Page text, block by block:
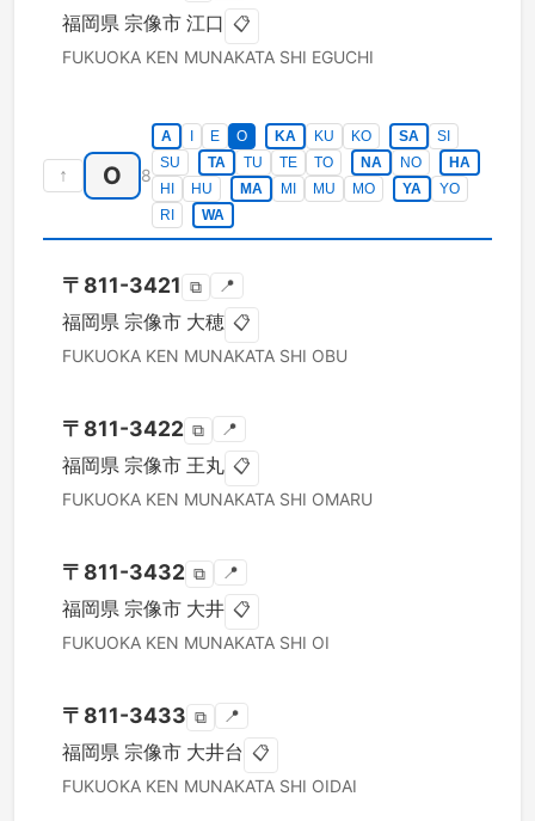
福岡県 宗像市 江口 📋
FUKUOKA KEN MUNAKATA SHI EGUCHI
↑ O 8
A E O KA KU KO SA
SI
SU
TA TU TE TO NA NO
HA
HI
HU MA MI MU MO YA
YO
RI
WA
〒 811-3421 ⧉ 📍
福岡県 宗像市 大穂 📋
FUKUOKA KEN MUNAKATA SHI OBU
〒 811-3422 ⧉ 📍
福岡県 宗像市 王丸 📋
FUKUOKA KEN MUNAKATA SHI OMARU
〒 811-3432 ⧉ 📍
福岡県 宗像市 大井 📋
FUKUOKA KEN MUNAKATA SHI OI
〒 811-3433 ⧉ 📍
福岡県 宗像市 大井台 📋
FUKUOKA KEN MUNAKATA SHI OIDAI